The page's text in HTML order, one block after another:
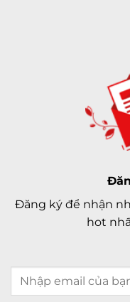
Đăng ký để nhận
hot